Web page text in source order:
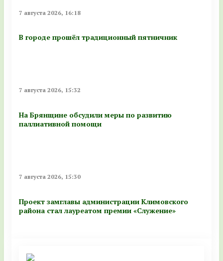
7 августа 2026, 16:18
В городе прошёл традиционный пятничник
7 августа 2026, 15:32
На Брянщине обсудили меры по развитию
паллиативной помощи
7 августа 2026, 15:30
Проект замглавы администрации Климовского
района стал лауреатом премии «Служение»